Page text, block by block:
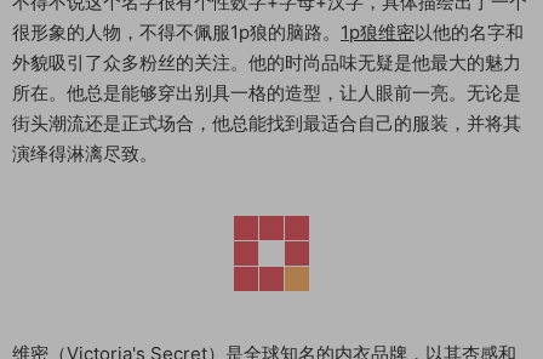
很形象的人物，不得不佩服1p狼的脑路。 1p狼维密以他的名字和
外貌吸引了众多粉丝的关注。他的时尚品味无疑是他最大的魅力
所在。他总是能够穿出别具一格的造型，让人眼前一亮。无论是
街头潮流还是正式场合，他总能找到最适合自己的服装，并将其
演绎得淋漓尽致。
维密（Victoria's Secret）是全球知名的内衣品牌，以其杏感和